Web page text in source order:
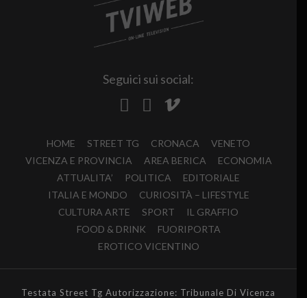
Seguici sui social:
HOME STREET TG CRONACA
VENETO
VICENZA E PROVINCIA
AREA BERICA
ECONOMIA
ATTUALITA’
POLITICA
EDITORIALE
ITALIA E MONDO
CURIOSITÀ – LIFESTYLE
CULTURA ARTE
SPORT
IL GRAFFIO
FOOD & DRINK
FUORIPORTA
EROTICO VICENTINO
Testata Street Tg Autorizzazione: Tribunale Di Vicenza